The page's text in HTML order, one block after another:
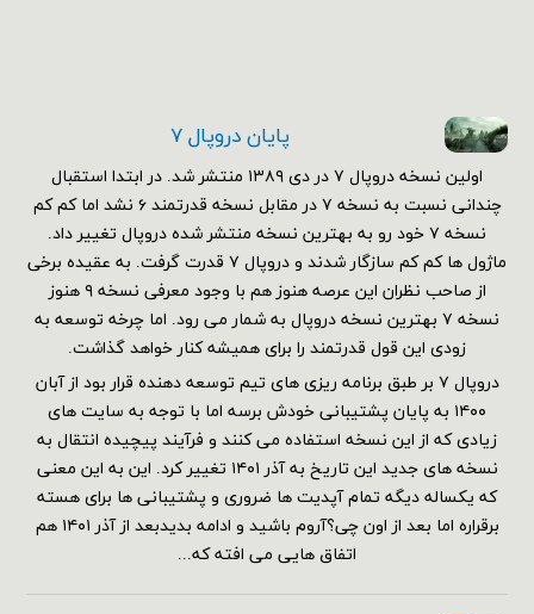
پایان دروپال ۷
اولین نسخه دروپال ۷ در دی ۱۳۸۹ منتشر شد. در ابتدا استقبال
چندانی نسبت به نسخه ۷ در مقابل نسخه قدرتمند ۶ نشد اما کم کم
نسخه ۷ خود رو به بهترین نسخه منتشر شده دروپال تغییر داد.
ماژول ها کم کم سازگار شدند و دروپال ۷ قدرت گرفت. به عقیده برخی
از صاحب نظران این عرصه هنوز هم با وجود معرفی نسخه ۹ هنوز
نسخه ۷ بهترین نسخه دروپال به شمار می رود. اما چرخه توسعه به
زودی این قول قدرتمند را برای همیشه کنار خواهد گذاشت.
دروپال ۷ بر طبق برنامه ریزی های تیم توسعه دهنده قرار بود از آبان
۱۴۰۰ به پایان پشتیبانی خودش برسه اما با توجه به سایت های
زیادی که از این نسخه استفاده می کنند و فرآیند پیچیده انتقال به
نسخه های جدید این تاریخ به آذر ۱۴۰۱ تغییر کرد. این به این معنی
که یکساله دیگه تمام آپدیت ها ضروری و پشتیبانی ها برای هسته
برقراره اما بعد از اون چی؟آروم باشید و ادامه بدیدبعد از آذر ۱۴۰۱ هم
اتفاق هایی می افته که...